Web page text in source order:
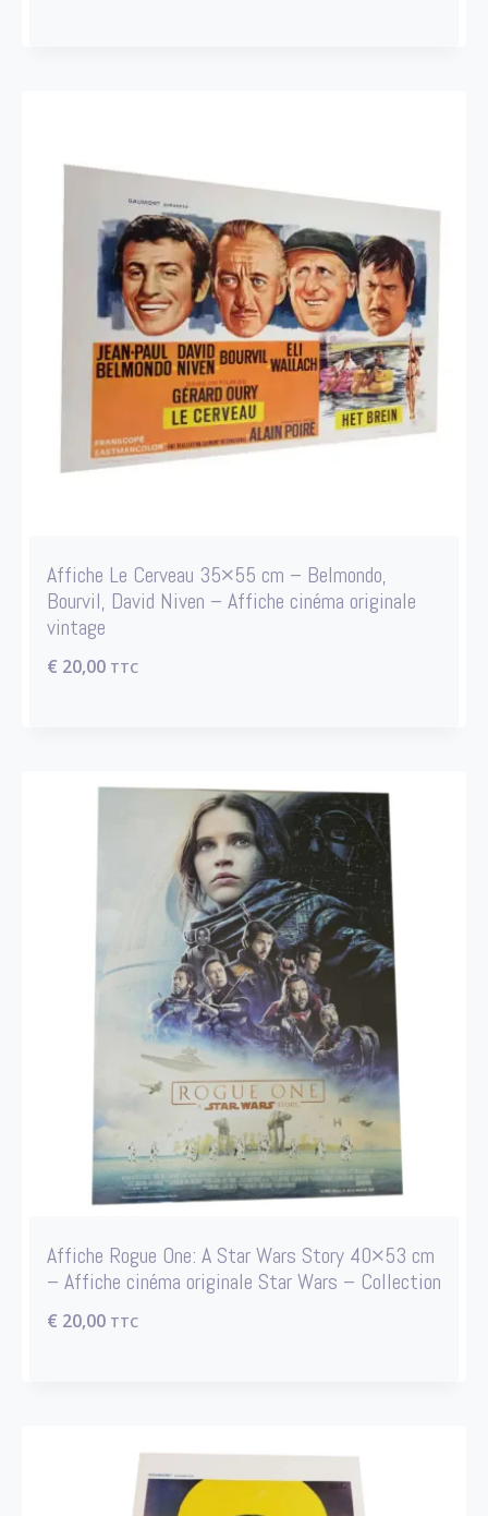
Affiche Le Cerveau 35×55 cm – Belmondo,
Bourvil, David Niven – Affiche cinéma originale
vintage
€ 20,00 TTC
Affiche Rogue One: A Star Wars Story 40×53 cm
– Affiche cinéma originale Star Wars – Collection
€ 20,00 TTC